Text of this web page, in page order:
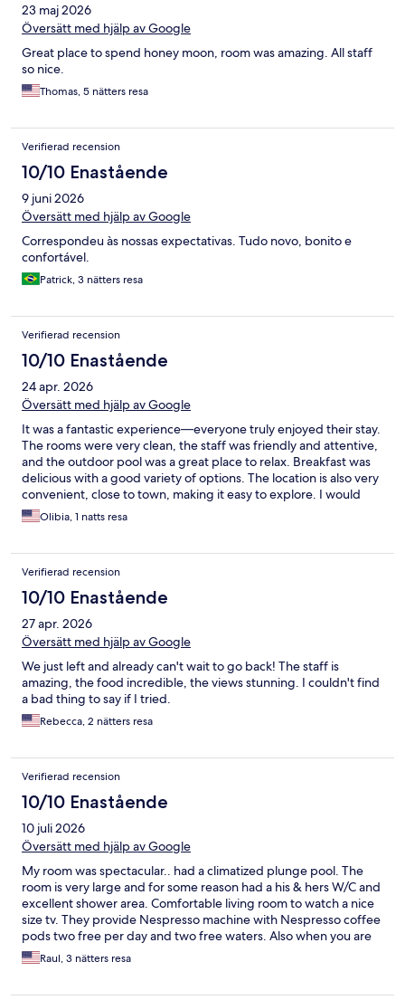
23 maj 2026
Översätt med hjälp av Google
Great place to spend honey moon, room was amazing. All staff
so nice.
Thomas, 5 nätters resa
Verifierad recension
10/10 Enastående
9 juni 2026
Översätt med hjälp av Google
Correspondeu às nossas expectativas. Tudo novo, bonito e
confortável.
Patrick, 3 nätters resa
Verifierad recension
10/10 Enastående
24 apr. 2026
Översätt med hjälp av Google
It was a fantastic experience—everyone truly enjoyed their stay.
The rooms were very clean, the staff was friendly and attentive,
and the outdoor pool was a great place to relax. Breakfast was
delicious with a good variety of options. The location is also very
convenient, close to town, making it easy to explore. I would
definitely stay here again!
Olibia, 1 natts resa
Verifierad recension
10/10 Enastående
27 apr. 2026
Översätt med hjälp av Google
We just left and already can't wait to go back! The staff is
amazing, the food incredible, the views stunning. I couldn't find
a bad thing to say if I tried.
Rebecca, 2 nätters resa
Verifierad recension
10/10 Enastående
10 juli 2026
Översätt med hjälp av Google
My room was spectacular.. had a climatized plunge pool. The
room is very large and for some reason had a his & hers W/C and
excellent shower area. Comfortable living room to watch a nice
size tv. They provide Nespresso machine with Nespresso coffee
pods two free per day and two free waters. Also when you are
in the main pool area they bring bucket with ice large water and
two glasses for free. There is huge fire pit for cooler evenings
Raul, 3 nätters resa